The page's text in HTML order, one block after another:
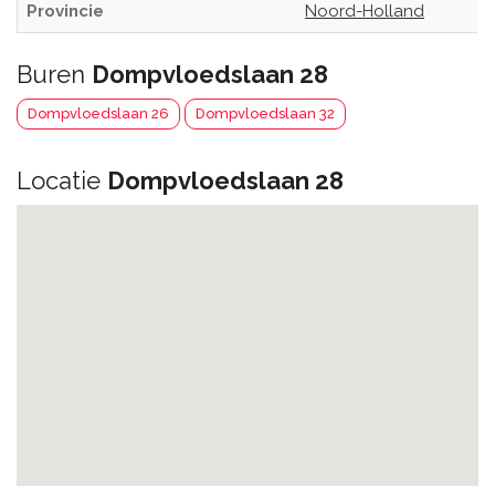
Provincie Noord-Holland
Buren Dompvloedslaan 28
Dompvloedslaan 26 Dompvloedslaan 32
Locatie Dompvloedslaan 28